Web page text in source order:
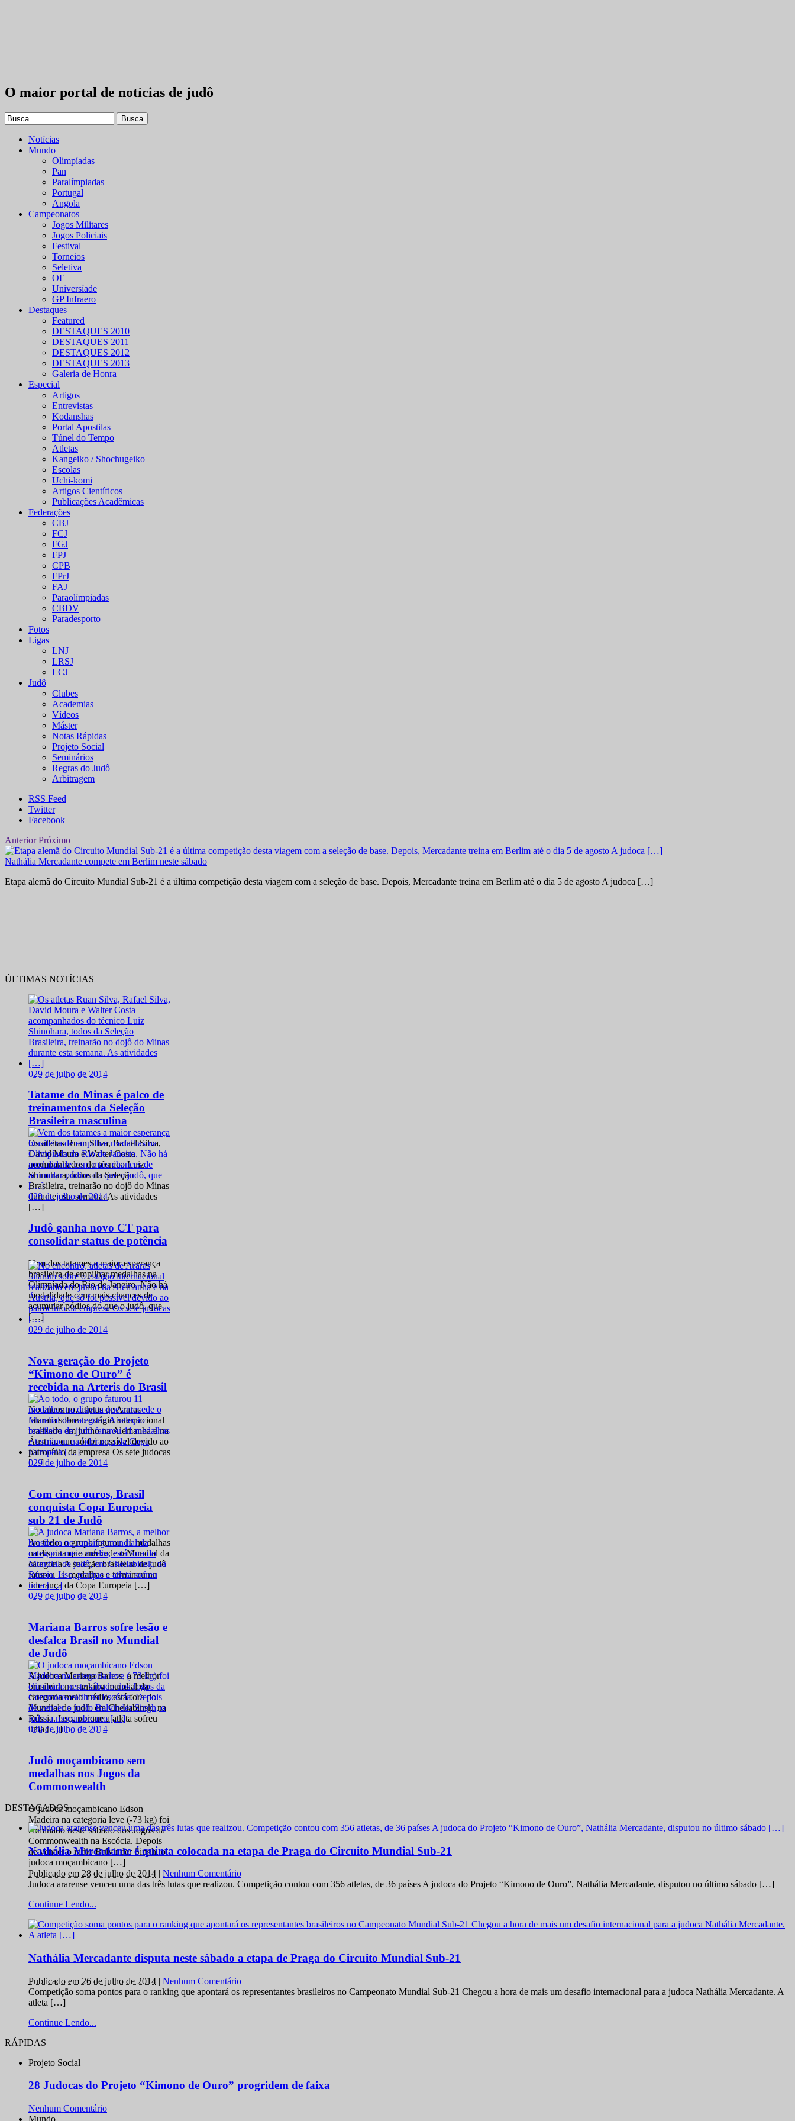
O maior portal de notícias de judô
Notícias
Mundo
Olimpíadas
Pan
Paralímpiadas
Portugal
Angola
Campeonatos
Jogos Militares
Jogos Policiais
Festival
Torneios
Seletiva
OE
Universíade
GP Infraero
Destaques
Featured
DESTAQUES 2010
DESTAQUES 2011
DESTAQUES 2012
DESTAQUES 2013
Galeria de Honra
Especial
Artigos
Entrevistas
Kodanshas
Portal Apostilas
Túnel do Tempo
Atletas
Kangeiko / Shochugeiko
Escolas
Uchi-komi
Artigos Científicos
Publicações Acadêmicas
Federações
CBJ
FCJ
FGJ
FPJ
CPB
FPrJ
FAJ
Paraolímpiadas
CBDV
Paradesporto
Fotos
Ligas
LNJ
LRSJ
LCJ
Judô
Clubes
Academias
Vídeos
Máster
Notas Rápidas
Projeto Social
Seminários
Regras do Judô
Arbitragem
RSS Feed
Twitter
Facebook
Anterior Próximo
Nathália Mercadante compete em Berlim neste sábado
Etapa alemã do Circuito Mundial Sub-21 é a última competição desta viagem com a seleção de base. Depois, Mercadante treina em Berlim até o dia 5 de agosto A judoca […]
ÚLTIMAS NOTÍCIAS
029 de julho de 2014
Tatame do Minas é palco de
treinamentos da Seleção
Brasileira masculina
Os atletas Ruan Silva, Rafael Silva,
David Moura e Walter Costa
acompanhados do técnico Luiz
Shinohara, todos da Seleção
Brasileira, treinarão no dojô do Minas
durante esta semana. As atividades
[…]
029 de julho de 2014
Judô ganha novo CT para
consolidar status de potência
Vem dos tatames a maior esperança
brasileira de empilhar medalhas na
Olimpíada do Rio de Janeiro. Não há
modalidade com mais chances de
acumular pódios do que o judô, que
[…]
029 de julho de 2014
Nova geração do Projeto
“Kimono de Ouro” é
recebida na Arteris do Brasil
No encontro, atletas de Araras
falaram sobre o estágio internacional
realizado em junho na Alemanha e na
Áustria, que só foi possível devido ao
patrocínio da empresa Os sete judocas
[…]
029 de julho de 2014
Com cinco ouros, Brasil
conquista Copa Europeia
sub 21 de Judô
Ao todo, o grupo faturou 11 medalhas
na disputa que antecede o Mundial da
categoria A seleção brasileira de judô
faturou 11 medalhas e terminou na
liderança da Copa Europeia […]
029 de julho de 2014
Mariana Barros sofre lesão e
desfalca Brasil no Mundial
de Judô
A judoca Mariana Barros, a melhor
brasileira no ranking mundial da
categoria meio médio, está fora do
Mundial de judô, em Cheliabinsk, na
Rússia. Isso, porque a atleta sofreu
uma […]
028 de julho de 2014
Judô moçambicano sem
medalhas nos Jogos da
Commonwealth
O judoca moçambicano Edson
Madeira na categoria leve (-73 kg) foi
eliminado neste sábado dos Jogos da
Commonwealth na Escócia. Depois
de vencer o índio Balvinder Singh, o
judoca moçambicano […]
DESTACADOS
Nathália Mercadante é quinta colocada na etapa de Praga do Circuito Mundial Sub-21
Publicado em 28 de julho de 2014 | Nenhum Comentário
Judoca ararense venceu uma das três lutas que realizou. Competição contou com 356 atletas, de 36 países A judoca do Projeto “Kimono de Ouro”, Nathália Mercadante, disputou no último sábado […]
Continue Lendo...
Nathália Mercadante disputa neste sábado a etapa de Praga do Circuito Mundial Sub-21
Publicado em 26 de julho de 2014 | Nenhum Comentário
Competição soma pontos para o ranking que apontará os representantes brasileiros no Campeonato Mundial Sub-21 Chegou a hora de mais um desafio internacional para a judoca Nathália Mercadante. A
atleta […]
Continue Lendo...
RÁPIDAS
Projeto Social
28 Judocas do Projeto “Kimono de Ouro” progridem de faixa
Nenhum Comentário
Mundo